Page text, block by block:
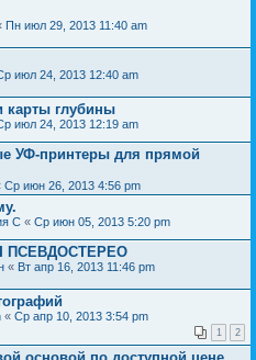
Пн июл 29, 2013 11:40 am
июл 24, 2013 12:40 am
карты глубины
июл 24, 2013 12:19 am
УФ-принтеры для прямой
Ср июн 26, 2013 4:56 pm
С « Ср июн 05, 2013 5:20 pm
« Вт апр 16, 2013 11:46 pm
« Ср апр 10, 2013 3:54 pm
1 2
основой по доступной цене